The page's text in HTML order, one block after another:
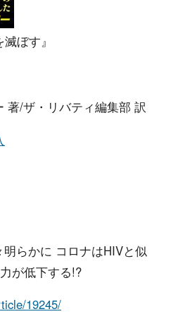
ぼす』
著/ザ・リバティ編集部 訳
らかに コロナはHIVと似
が低下する!?
19245/